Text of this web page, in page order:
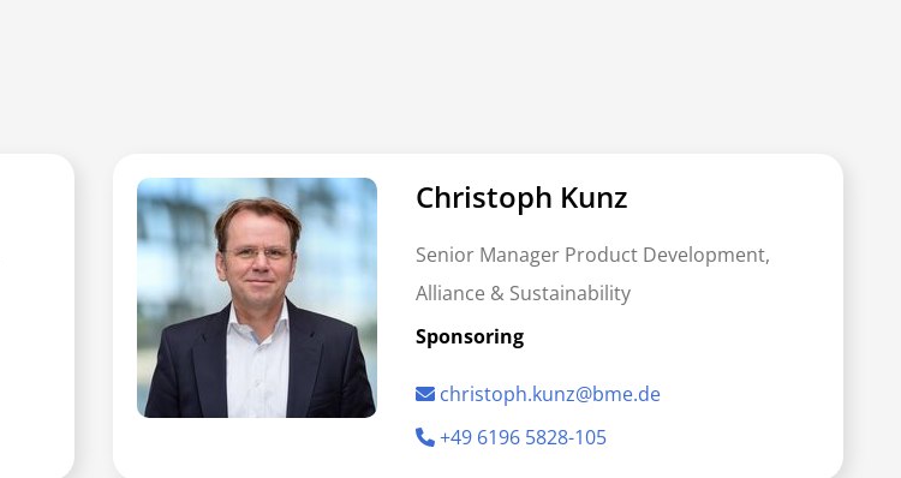
Christoph Kunz
Senior Manager Product Development,
Alliance & Sustainability
Sponsoring
christoph.kunz@bme.de
+49 6196 5828-105